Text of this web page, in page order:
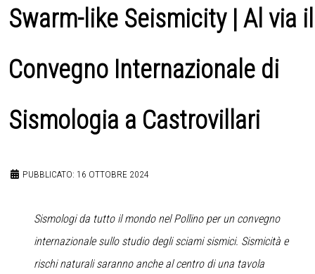
Swarm-like Seismicity | Al via il
Convegno Internazionale di
Sismologia a Castrovillari
PUBBLICATO: 16 OTTOBRE 2024
Sismologi da tutto il mondo nel Pollino per un convegno
internazionale sullo studio degli sciami sismici. Sismicità e
rischi naturali saranno anche al centro di una tavola